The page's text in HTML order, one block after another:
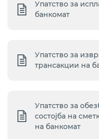
Упатство за
банкомат
Упатство за
трансакции на
Упатство за
состојба на
на банкомат